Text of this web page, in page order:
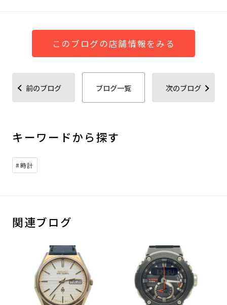
このブログの店舗情報をみる
前のブログ ブログ一覧 次のブログ
キーワードから探す
#時計
関連ブログ